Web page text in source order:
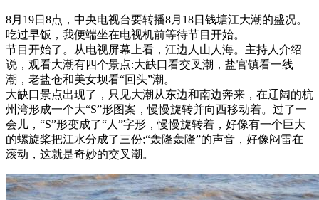
8月19日8点，中央电视台要转播8月18日钱塘江大潮的盛况。
吃过早饭，我便端坐在电视机前等待节目开始。
节目开始了。从电视屏幕上看，江边人山人海。主持人介绍
说，观看大潮有四个景点:大缺口看交叉潮，盐官镇看一线
潮，老盐仓和美女坝看“回头”潮。
大缺口景点出现了，只见大潮从东边和南边奔来，在辽阔的杭
州湾形成一个大“S”形图案，慢慢旋转并向西移动着。过了一
会儿，“S”形变成了“人”字形，慢慢旋转着，好像有一个巨大
的螺旋桨把江水分成了三份;“轰隆轰隆”的声音，好像闷雷在
滚动，这就是奇妙的交叉潮。